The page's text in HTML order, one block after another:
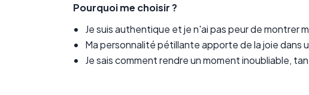
Pourquoi me choisir ?
Je suis authentique et je n'ai pas peur de montrer
Ma personnalité pétillante apporte de la joie dans
Je sais comment rendre un moment inoubliable,